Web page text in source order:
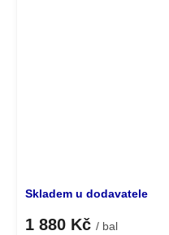
Skladem u dodavatele
1 880 Kč / bal